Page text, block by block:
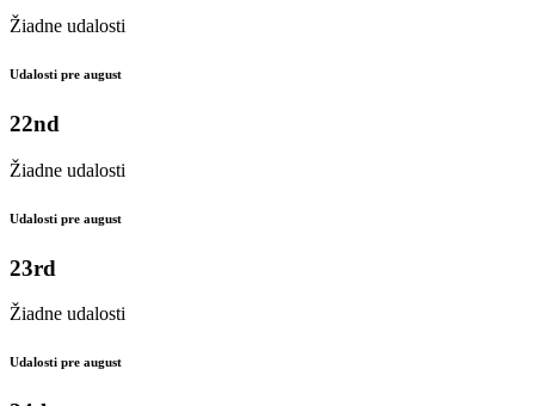
Žiadne udalosti
Udalosti pre august
22nd
Žiadne udalosti
Udalosti pre august
23rd
Žiadne udalosti
Udalosti pre august